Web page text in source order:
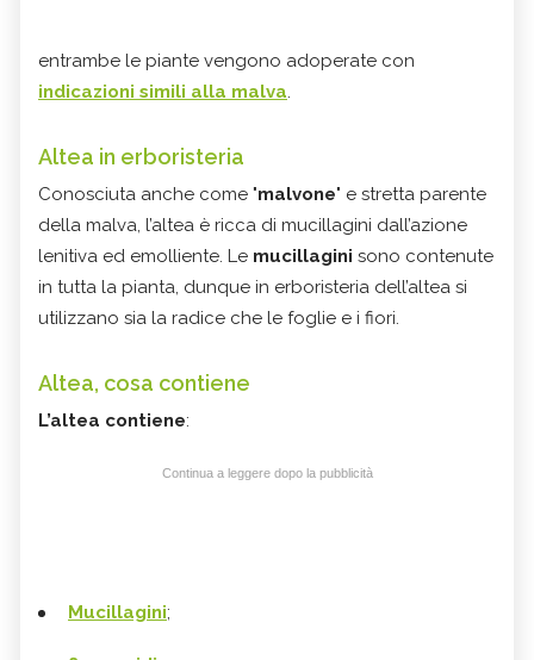
entrambe le piante vengono adoperate con
indicazioni simili alla malva.
Altea in erboristeria
Conosciuta anche come "malvone" e stretta parente
della malva, l’altea è ricca di mucillagini dall’azione
lenitiva ed emolliente. Le mucillagini sono contenute
in tutta la pianta, dunque in erboristeria dell’altea si
utilizzano sia la radice che le foglie e i fiori.
Altea, cosa contiene
L’altea contiene:
Continua a leggere dopo la pubblicità
Mucillagini;